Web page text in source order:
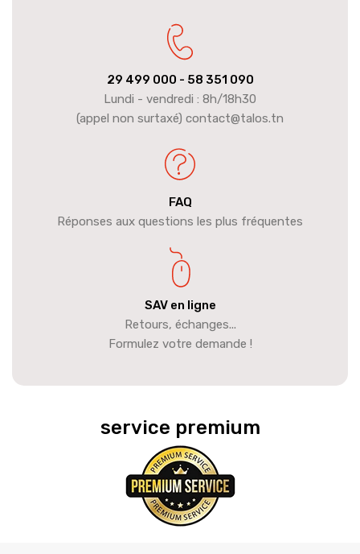
29 499 000 - 58 351 090
Lundi - vendredi : 8h/18h30
(appel non surtaxé) contact@talos.tn
FAQ
Réponses aux questions les plus fréquentes
SAV en ligne
Retours, échanges...
Formulez votre demande !
service premium